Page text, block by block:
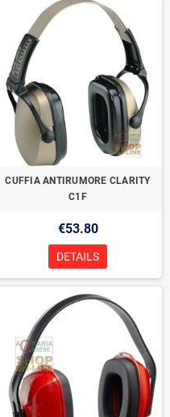
CUFFIA ANTIRUMORE CLARITY
C1F
€53.80
DETAILS